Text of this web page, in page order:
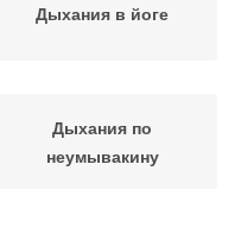
Дыхания в йоге
Дыхания по
неумывакину